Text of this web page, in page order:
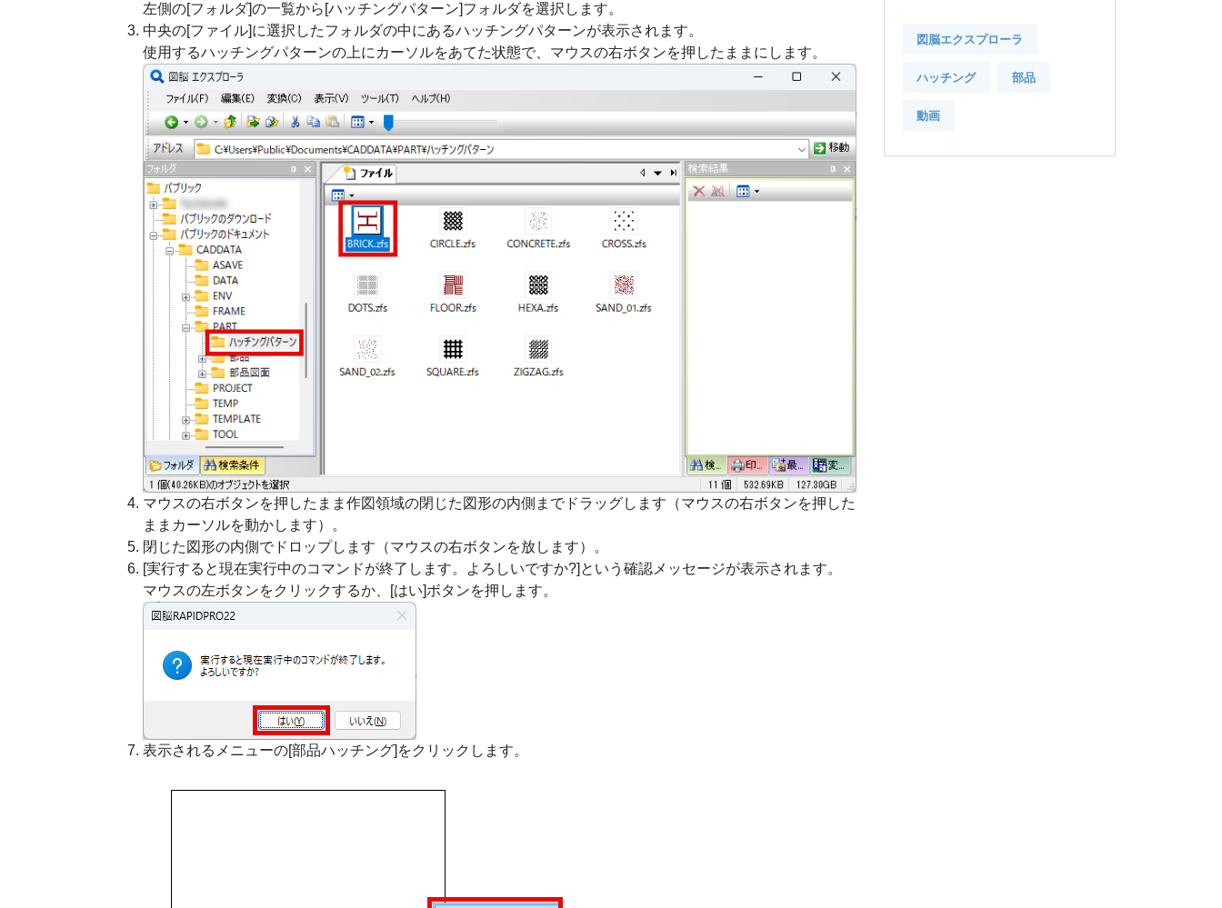
左側の[フォルダ]の一覧から[ハッチングパターン]フォルダを選択します。
中央の[ファイル]に選択したフォルダの中にあるハッチングパターンが表示されます。
使用するハッチングパターンの上にカーソルをあてた状態で、マウスの右ボタンを押したままにします。
マウスの右ボタンを押したまま作図領域の閉じた図形の内側までドラッグします（マウスの右ボタンを押した
ままカーソルを動かします）。
閉じた図形の内側でドロップします（マウスの右ボタンを放します）。
[実行すると現在実行中のコマンドが終了します。よろしいですか?]という確認メッセージが表示されます。
マウスの左ボタンをクリックするか、[はい]ボタンを押します。
表示されるメニューの[部品ハッチング]をクリックします。
図脳エクスプローラ
ハッチング 部品
動画